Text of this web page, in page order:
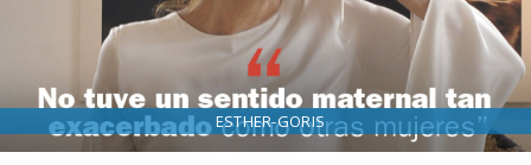
ESTHER-GORIS